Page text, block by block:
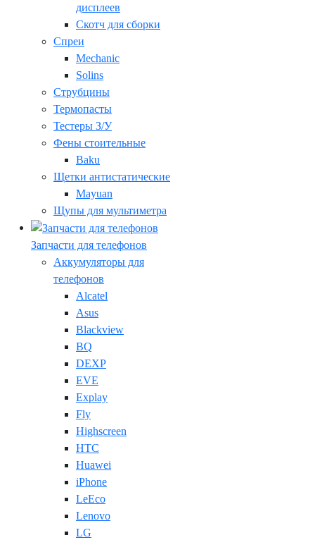
дисплеев
Скотч для сборки
Спреи
Mechanic
Solins
Струбцины
Термопасты
Тестеры З/У
Фены стоительные
Baku
Щетки антистатические
Mayuan
Щупы для мультиметра
Запчасти для телефонов
Аккумуляторы для
телефонов
Alcatel
Asus
Blackview
BQ
DEXP
EVE
Explay
Fly
Highscreen
HTC
Huawei
iPhone
LeEco
Lenovo
LG